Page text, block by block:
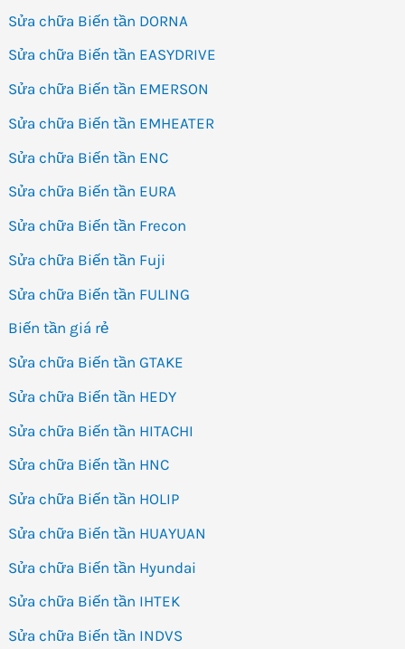
Sửa chữa Biến tần DORNA
Sửa chữa Biến tần EASYDRIVE
Sửa chữa Biến tần EMERSON
Sửa chữa Biến tần EMHEATER
Sửa chữa Biến tần ENC
Sửa chữa Biến tần EURA
Sửa chữa Biến tần Frecon
Sửa chữa Biến tần Fuji
Sửa chữa Biến tần FULING
Biến tần giá rẻ
Sửa chữa Biến tần GTAKE
Sửa chữa Biến tần HEDY
Sửa chữa Biến tần HITACHI
Sửa chữa Biến tần HNC
Sửa chữa Biến tần HOLIP
Sửa chữa Biến tần HUAYUAN
Sửa chữa Biến tần Hyundai
Sửa chữa Biến tần IHTEK
Sửa chữa Biến tần INDVS